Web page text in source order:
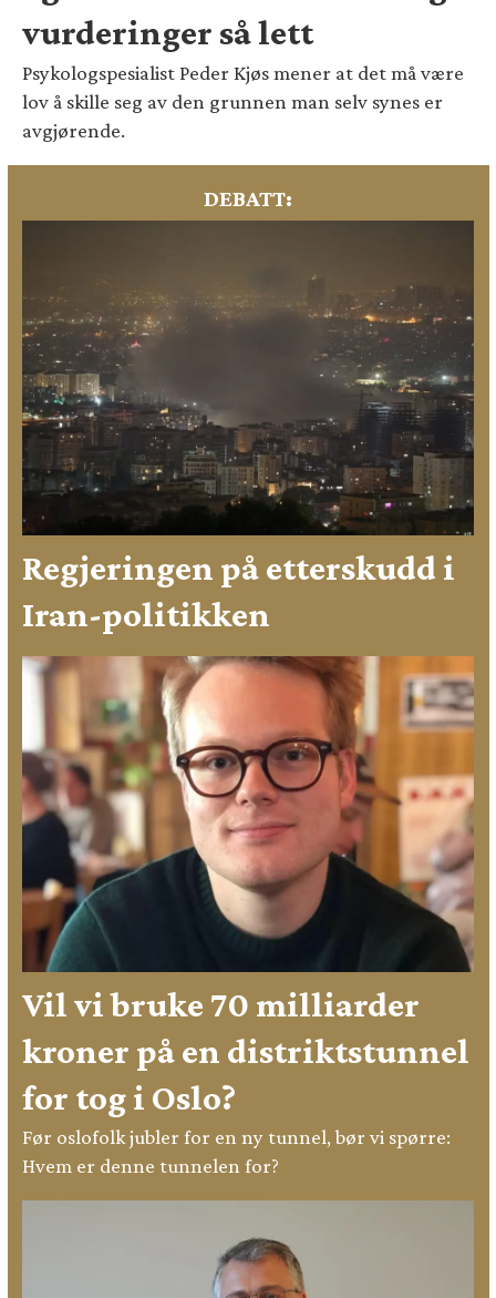
vurderinger så lett
Psykologspesialist Peder Kjøs mener at det må være
lov å skille seg av den grunnen man selv synes er
avgjørende.
DEBATT:
Regjeringen på etterskudd i
Iran-politikken
Vil vi bruke 70 milliarder
kroner på en distriktstunnel
for tog i Oslo?
Før oslofolk jubler for en ny tunnel, bør vi spørre:
Hvem er denne tunnelen for?